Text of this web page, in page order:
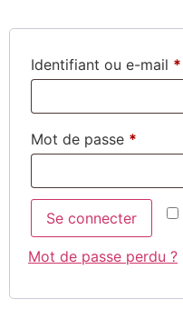
Identifiant ou e-mail *
Mot de passe *
Se connecter
Mot de passe perdu ?